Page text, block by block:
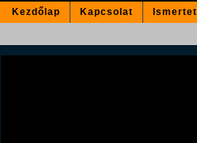
Kezdőlap Kapcsolat